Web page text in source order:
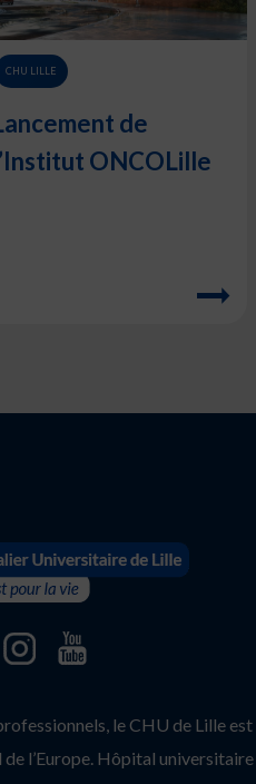
CHU LILLE
de
ONCOLille
le CHU de Lille est
de l’Europe. Hôpital universitaire